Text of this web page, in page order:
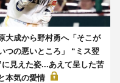
大成から野村勇へ「そこが
つの悪いところ」 “ミス翌
に見えた姿...あえて呈した苦
本気の愛情